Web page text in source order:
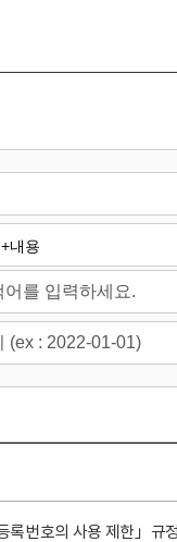
록번호의 사용 제한」규